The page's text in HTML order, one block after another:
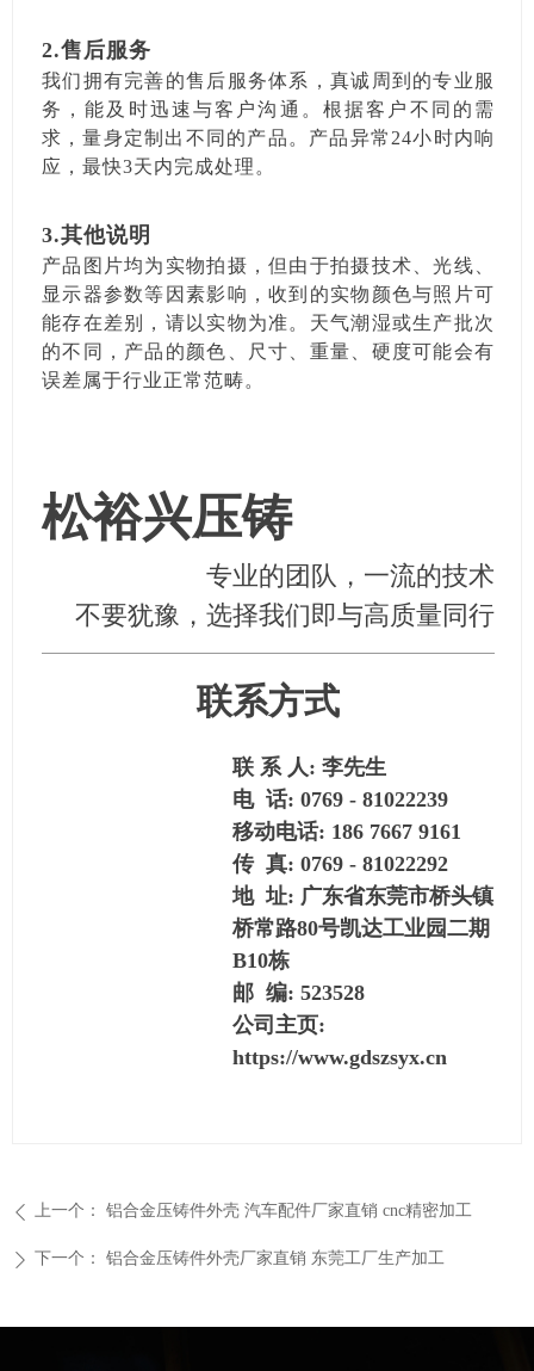
2.售后服务
我们拥有完善的售后服务体系，真诚周到的专业服
务，能及时迅速与客户沟通。根据客户不同的需
求，量身定制出不同的产品。产品异常24小时内响
应，最快3天内完成处理。
3.其他说明
产品图片均为实物拍摄，但由于拍摄技术、光线、
显示器参数等因素影响，收到的实物颜色与照片可
能存在差别，请以实物为准。天气潮湿或生产批次
的不同，产品的颜色、尺寸、重量、硬度可能会有
误差属于行业正常范畴。
松裕兴压铸
专业的团队，一流的技术
不要犹豫，选择我们即与高质量同行
联系方式
联 系 人: 李先生
电 话: 0769 - 81022239
移动电话: 186 7667 9161
传 真: 0769 - 81022292
地 址: 广东省东莞市桥头镇
桥常路80号凯达工业园二期
B10栋
邮 编: 523528
公司主页:
https://www.gdszsyx.cn
ꄴ 上一个： 铝合金压铸件外壳 汽车配件厂家直销 cnc精密加工
ꄲ 下一个： 铝合金压铸件外壳厂家直销 东莞工厂生产加工